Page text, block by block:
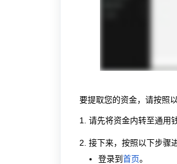
要提取您的资金，请按照
1. 请先将资金内转至通用
2. 接下来，按照以下步骤
登录到 首页。